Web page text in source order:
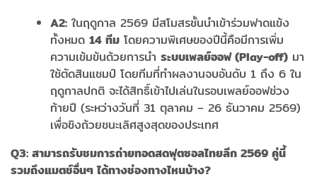
A2: ในฤดูกาล 2569 มีสโมสรชั้นนำเข้าร่วมฟาดแข้ง
ทั้งหมด 14 ทีม โดยความพิเศษของปีนี้คือมีการเพิ่ม
ความเข้มข้นด้วยการนำ ระบบเพลย์ออฟ (Play-off) มา
ใช้ตัดสินแชมป์ โดยทีมที่ทำผลงานจบอันดับ 1 ถึง 6 ใน
ฤดูกาลปกติ จะได้สิทธิ์เข้าไปเล่นในรอบเพลย์ออฟช่วง
ท้ายปี (ระหว่างวันที่ 31 ตุลาคม – 26 ธันวาคม 2569)
เพื่อชิงถ้วยชนะเลิศสูงสุดของประเทศ
Q3: สามารถรับชมการถ่ายทอดสดฟุตซอลไทยลีก 2569 คู่นี้
รวมถึงแมตช์อื่นๆ ได้ทางช่องทางไหนบ้าง?